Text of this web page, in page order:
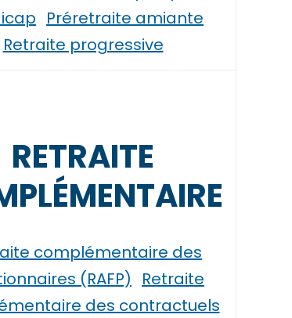
Préretraite amiante
Retraite progressive
RETRAITE
complémentaire des
(RAFP)
Retraite
des contractuels